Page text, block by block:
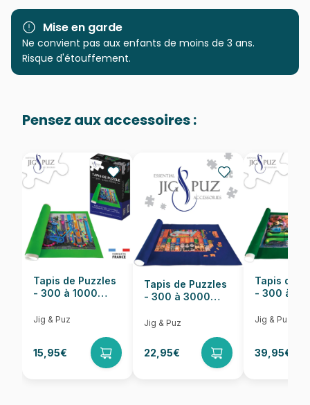
(ce label environnemental a pour but d'assurer que la
production de bois ou d'un produit à base de bois respecte
les procédures garantissant la gestion durable des forêts)
Marque
Heye, des puzzles aux
Catégorie
EAN 4001689299255
Nombre de pièces 1500 pièces
Dimensions 60 x 0 x 80 cm
Mise en garde
Ne convient pas aux enfants de moins de 3 ans.
Risque d'étouffement.
Pensez aux accessoires :
Tapis de Puzzles
- 300 à 1000
Jig & Puz
15,95€
Tapis de Puzzles
- 300 à 3000
Jig & Puz
22,95€
Tapis de
- 300 à
Jig & Puz
39,95€